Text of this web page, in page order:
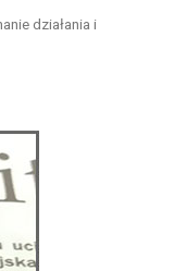
działania i